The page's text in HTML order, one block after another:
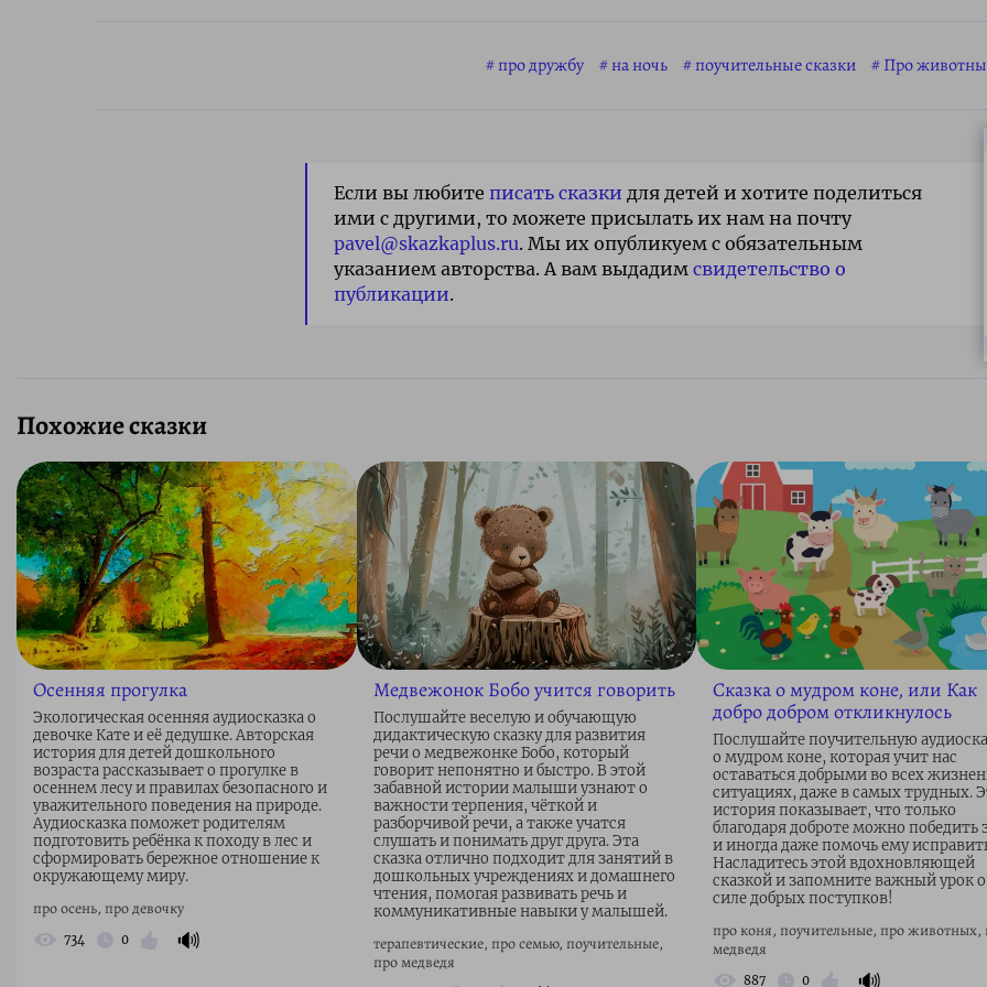
про дружбу на ночь поучительные сказки Про
Если вы любите писать сказки для детей и хотите поделиться
ими с другими, то можете присылать их нам на почту
pavel@skazkaplus.ru. Мы их опубликуем с обязательным
указанием авторства. А вам выдадим свидетельство о
публикации.
Похожие сказки
Осенняя прогулка
Экологическая осенняя аудиосказка о
девочке Кате и её дедушке. Авторская
история для детей дошкольного
возраста рассказывает о прогулке в
осеннем лесу и правилах безопасного и
уважительного поведения на природе.
Аудиосказка поможет родителям
подготовить ребёнка к походу в лес и
сформировать бережное отношение к
окружающему миру.
про осень, про девочку
734 0 🔊
Медвежонок Бобо учится говорить
Послушайте веселую и обучающую
дидактическую сказку для развития
речи о медвежонке Бобо, который
говорит непонятно и быстро. В этой
забавной истории малыши узнают о
важности терпения, чёткой и
разборчивой речи, а также учатся
слушать и понимать друг друга. Эта
сказка отлично подходит для занятий в
дошкольных учреждениях и домашнего
чтения, помогая развивать речь и
коммуникативные навыки у малышей.
терапевтические, про семью, поучительные,
про медведя
Сказка о мудром коне, или Как
добро добром откликнулось
Послушайте поучительную
о мудром коне, которая учит нас
оставаться добрыми во всех
ситуациях, даже в самых трудных.
история показывает, что только
благодаря доброте можно победить
и иногда даже помочь ему
Насладитесь этой вдохновляющей
сказкой и запомните важный урок о
силе добрых поступков!
про коня, поучительные, про животных,
медведя
887 0 🔊